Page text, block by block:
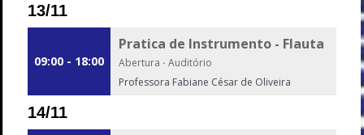
13/11
09:00 - 18:00
Pratica de Instrumento - Flauta
Abertura · Auditório
Professora Fabiane César de Oliveira
14/11